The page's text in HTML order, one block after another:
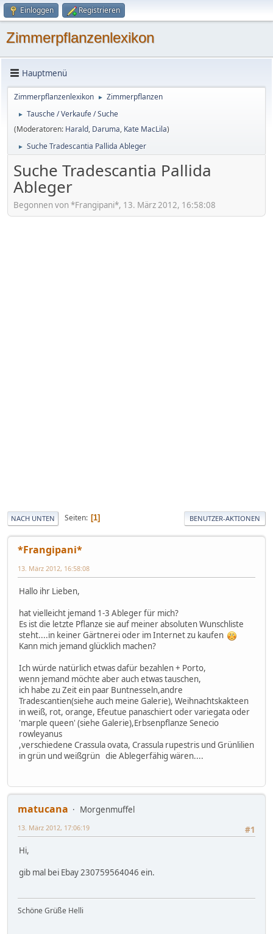
Einloggen Registrieren
Zimmerpflanzenlexikon
Hauptmenü
Zimmerpflanzenlexikon ► Zimmerpflanzen
►
Tausche / Verkaufe / Suche
(Moderatoren: Harald, Daruma, Kate MacLila)
► Suche Tradescantia Pallida Ableger
Suche Tradescantia Pallida
Ableger
Begonnen von *Frangipani*, 13. März 2012, 16:58:08
NACH UNTEN Seiten 1 BENUTZER-AKTIONEN
*Frangipani*
13. März 2012, 16:58:08
Hallo ihr Lieben,
hat vielleicht jemand 1-3 Ableger für mich?
Es ist die letzte Pflanze sie auf meiner absoluten Wunschliste
steht....in keiner Gärtnerei oder im Internet zu kaufen
Kann mich jemand glücklich machen?
Ich würde natürlich etwas dafür bezahlen + Porto,
wenn jemand möchte aber auch etwas tauschen,
ich habe zu Zeit ein paar Buntnesseln,andre
Tradescantien(siehe auch meine Galerie), Weihnachtskakteen
in weiß, rot, orange, Efeutue panaschiert oder variegata oder
'marple queen' (siehe Galerie),Erbsenpflanze Senecio
rowleyanus
,verschiedene Crassula ovata, Crassula rupestris und Grünlilien
in grün und weißgrün die Ablegerfähig wären....
matucana
Morgenmuffel
#1
13. März 2012, 17:06:19
Hi,
gib mal bei Ebay 230759564046 ein.
Schöne Grüße Helli